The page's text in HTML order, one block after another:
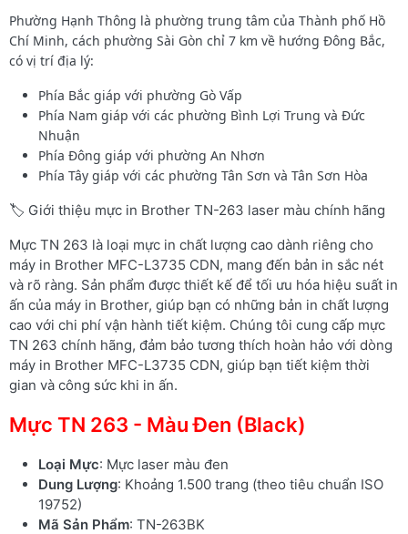
Phường Hạnh Thông là phường trung tâm của Thành phố Hồ
Chí Minh, cách phường Sài Gòn chỉ 7 km về hướng Đông Bắc,
có vị trí địa lý:
Phía Bắc giáp với phường Gò Vấp
Phía Nam giáp với các phường Bình Lợi Trung và Đức
Nhuận
Phía Đông giáp với phường An Nhơn
Phía Tây giáp với các phường Tân Sơn và Tân Sơn Hòa
🏷️ Giới thiệu mực in Brother TN-263 laser màu chính hãng
Mực TN 263 là loại mực in chất lượng cao dành riêng cho
máy in Brother MFC-L3735 CDN, mang đến bản in sắc nét
và rõ ràng. Sản phẩm được thiết kế để tối ưu hóa hiệu suất in
ấn của máy in Brother, giúp bạn có những bản in chất lượng
cao với chi phí vận hành tiết kiệm. Chúng tôi cung cấp mực
TN 263 chính hãng, đảm bảo tương thích hoàn hảo với dòng
máy in Brother MFC-L3735 CDN, giúp bạn tiết kiệm thời
gian và công sức khi in ấn.
Mực TN 263 - Màu Đen (Black)
Loại Mực: Mực laser màu đen
Dung Lượng: Khoảng 1.500 trang (theo tiêu chuẩn ISO
19752)
Mã Sản Phẩm: TN-263BK